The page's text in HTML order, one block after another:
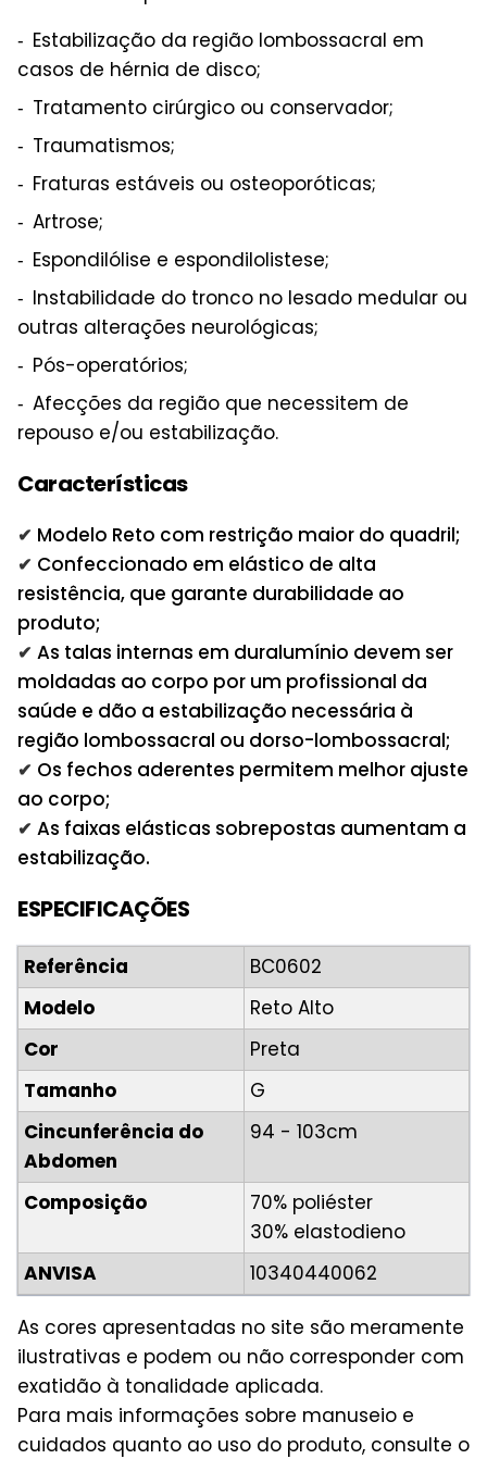
Estabilização da região lombossacral em
casos de hérnia de disco;
Tratamento cirúrgico ou conservador;
Traumatismos;
Fraturas estáveis ou osteoporóticas;
Artrose;
Espondilólise e espondilolistese;
Instabilidade do tronco no lesado medular ou
outras alterações neurológicas;
Pós-operatórios;
Afecções da região que necessitem de
repouso e/ou estabilização.
Características
Modelo Reto com restrição maior do quadril;
Confeccionado em elástico de alta
resistência, que garante durabilidade ao
produto;
As talas internas em duralumínio devem ser
moldadas ao corpo por um profissional da
saúde e dão a estabilização necessária à
região lombossacral ou dorso-lombossacral;
Os fechos aderentes permitem melhor ajuste
ao corpo;
As faixas elásticas sobrepostas aumentam a
estabilização.
ESPECIFICAÇÕES
Referência
BC0602
Modelo
Reto Alto
Cor
Preta
Tamanho
G
Cincunferência do
Abdomen
94 - 103cm
Composição
70% poliéster
30% elastodieno
ANVISA
10340440062
As cores apresentadas no site são meramente
ilustrativas e podem ou não corresponder com
exatidão à tonalidade aplicada.
Para mais informações sobre manuseio e
cuidados quanto ao uso do produto, consulte o